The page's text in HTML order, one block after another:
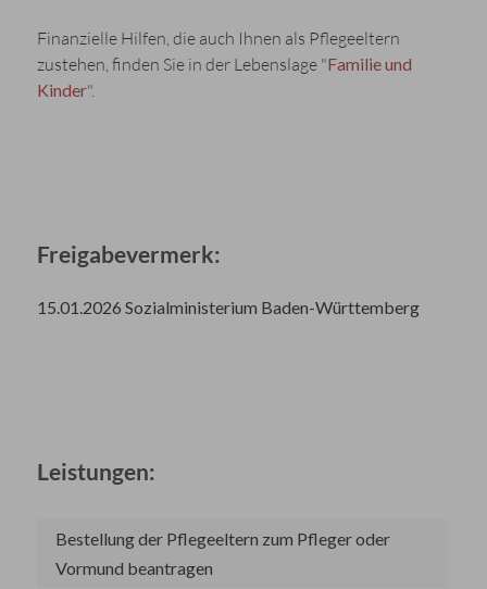
Finanzielle Hilfen, die auch Ihnen als Pflegeeltern
zustehen, finden Sie in der Lebenslage "Familie und
Kinder".
Freigabevermerk:
15.01.2026 Sozialministerium Baden-Württemberg
Leistungen:
Bestellung der Pflegeeltern zum Pfleger oder
Vormund beantragen